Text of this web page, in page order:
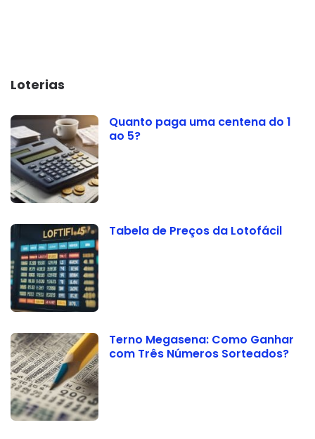
Loterias
Quanto paga uma centena do 1
ao 5?
Tabela de Preços da Lotofácil
Terno Megasena: Como Ganhar
com Três Números Sorteados?